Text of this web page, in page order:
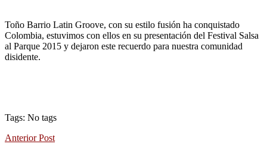
Toño Barrio Latin Groove, con su estilo fusión ha conquistado
Colombia, estuvimos con ellos en su presentación del Festival Salsa
al Parque 2015 y dejaron este recuerdo para nuestra comunidad
disidente.
Tags: No tags
Anterior Post